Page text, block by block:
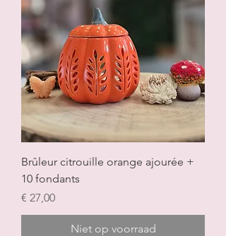
Brûleur citrouille orange ajourée +
10 fondants
Prijs
€ 27,00
Niet op voorraad